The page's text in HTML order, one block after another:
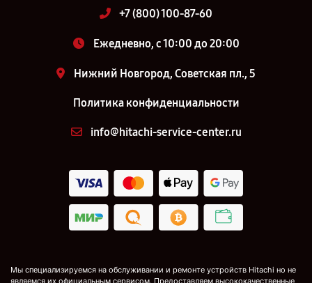
+7 (800) 100-87-60
Ежедневно, с 10:00 до 20:00
Нижний Новгород, Советская пл., 5
Политика конфиденциальности
info@hitachi-service-center.ru
Мы специализируемся на обслуживании и ремонте устройств Hitachi но не